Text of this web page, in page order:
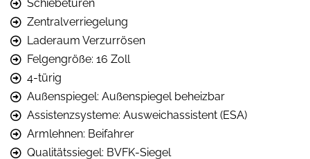
Schiebetüren
Zentralverriegelung
Laderaum Verzurrösen
Felgengröße: 16 Zoll
4-türig
Außenspiegel: Außenspiegel beheizbar
Assistenzsysteme: Ausweichassistent (ESA)
Armlehnen: Beifahrer
Qualitätssiegel: BVFK-Siegel